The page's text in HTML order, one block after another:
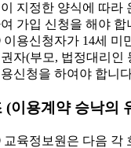
지정한 양식에 따라
가입 신청을 해야 합
용신청자가 14세 미
자(부모, 법정대리인
신청을 하여야 합니
(이용계약 승낙의
육정보원은 다음 각